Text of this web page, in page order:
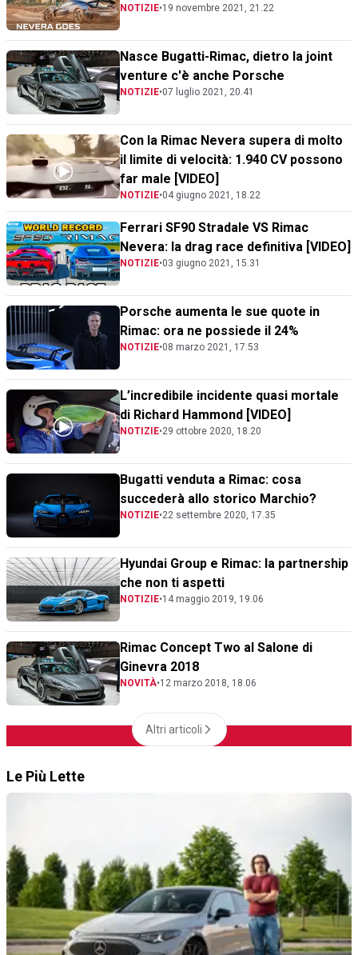
NOTIZIE•19 novembre 2021, 21.22
Nasce Bugatti-Rimac, dietro la joint
venture c'è anche Porsche
NOTIZIE•07 luglio 2021, 20.41
Con la Rimac Nevera supera di molto
il limite di velocità: 1.940 CV possono
far male [VIDEO]
NOTIZIE•04 giugno 2021, 18.22
Ferrari SF90 Stradale VS Rimac
Nevera: la drag race definitiva [VIDEO]
NOTIZIE•03 giugno 2021, 15.31
Porsche aumenta le sue quote in
Rimac: ora ne possiede il 24%
NOTIZIE•08 marzo 2021, 17.53
L’incredibile incidente quasi mortale
di Richard Hammond [VIDEO]
NOTIZIE•29 ottobre 2020, 18.20
Bugatti venduta a Rimac: cosa
succederà allo storico Marchio?
NOTIZIE•22 settembre 2020, 17.35
Hyundai Group e Rimac: la partnership
che non ti aspetti
NOTIZIE•14 maggio 2019, 19.06
Rimac Concept Two al Salone di
Ginevra 2018
NOVITÀ•12 marzo 2018, 18.06
Altri articoli
Le Più Lette